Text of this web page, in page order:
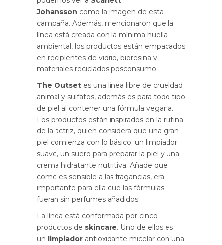
Johansson como la imagen de esta
campaña. Además, mencionaron que la
línea está creada con la mínima huella
ambiental, los productos están empacados
en recipientes de vidrio, bioresina y
materiales reciclados posconsumo.
The Outset es una línea libre de crueldad
animal y sulfatos, además es para todo tipo
de piel al contener una fórmula vegana.
Los productos están inspirados en la rutina
de la actriz, quien considera que una gran
piel comienza con lo básico: un limpiador
suave, un suero para preparar la piel y una
crema hidratante nutritiva. Añade que
como es sensible a las fragancias, era
importante para ella que las fórmulas
fueran sin perfumes añadidos.
La línea está conformada por cinco
productos de skincare. Uno de ellos es
un limpiador antioxidante micelar con una